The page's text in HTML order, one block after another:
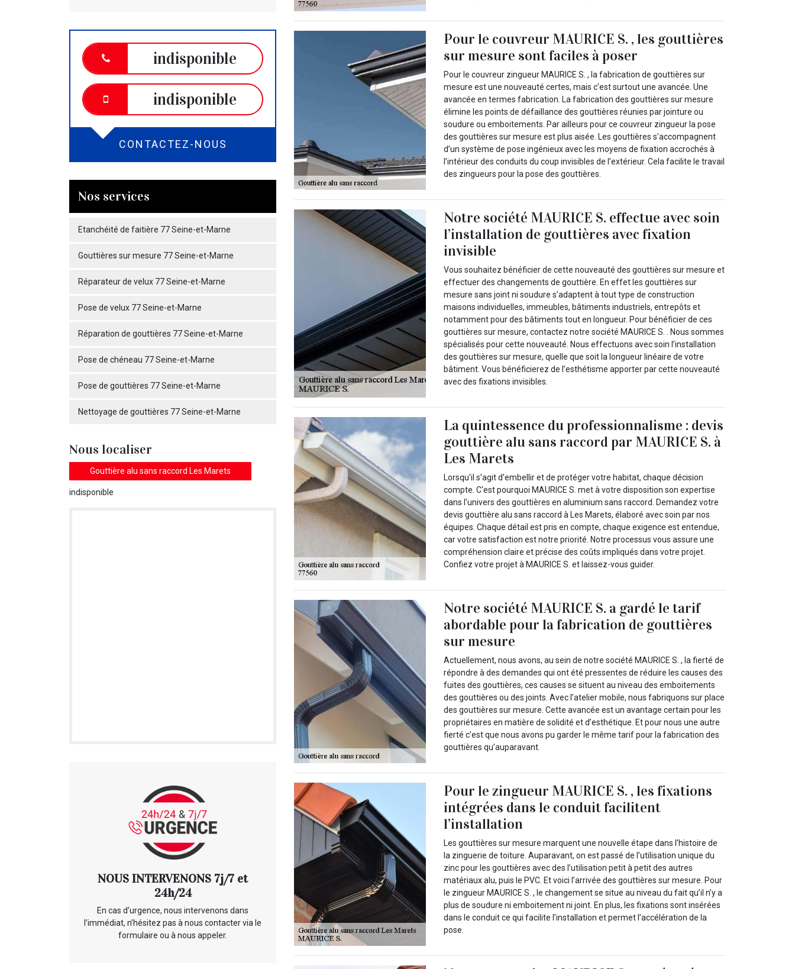
indisponible
indisponible
CONTACTEZ-NOUS
Nos services
Etanchéité de faitière 77 Seine-et-Marne
Gouttières sur mesure 77 Seine-et-Marne
Réparateur de velux 77 Seine-et-Marne
Pose de velux 77 Seine-et-Marne
Réparation de gouttières 77 Seine-et-Marne
Pose de chéneau 77 Seine-et-Marne
Pose de gouttières 77 Seine-et-Marne
Nettoyage de gouttières 77 Seine-et-Marne
Nous localiser
Gouttière alu sans raccord Les Marets
indisponible
NOUS INTERVENONS 7j/7 et
24h/24
En cas d’urgence, nous intervenons dans
l’immédiat, n’hésitez pas à nous contacter via le
formulaire ou à nous appeler.
Pour le couvreur MAURICE S. , les gouttières
sur mesure sont faciles à poser
Pour le couvreur zingueur MAURICE S. , la fabrication de gouttières sur
mesure est une nouveauté certes, mais c’est surtout une avancée. Une
avancée en termes fabrication. La fabrication des gouttières sur mesure
élimine les points de défaillance des gouttières réunies par jointure ou
soudure ou emboitements. Par ailleurs pour ce couvreur zingueur la pose
des gouttières sur mesure est plus aisée. Les gouttières s’accompagnent
d’un système de pose ingénieux avec les moyens de fixation accrochés à
l’intérieur des conduits du coup invisibles de l’extérieur. Cela facilite le travail
des zingueurs pour la pose des gouttières.
Notre société MAURICE S. effectue avec soin
l’installation de gouttières avec fixation
invisible
Vous souhaitez bénéficier de cette nouveauté des gouttières sur mesure et
effectuer des changements de gouttière. En effet les gouttières sur
mesure sans joint ni soudure s’adaptent à tout type de construction
maisons individuelles, immeubles, bâtiments industriels, entrepôts et
notamment pour des bâtiments tout en longueur. Pour bénéficier de ces
gouttières sur mesure, contactez notre société MAURICE S. . Nous sommes
spécialisés pour cette nouveauté. Nous effectuons avec soin l’installation
des gouttières sur mesure, quelle que soit la longueur linéaire de votre
bâtiment. Vous bénéficierez de l’esthétisme apporter par cette nouveauté
avec des fixations invisibles.
La quintessence du professionnalisme : devis
gouttière alu sans raccord par MAURICE S. à
Les Marets
Lorsqu'il s'agit d'embellir et de protéger votre habitat, chaque décision
compte. C'est pourquoi MAURICE S. met à votre disposition son expertise
dans l'univers des gouttières en aluminium sans raccord. Demandez votre
devis gouttière alu sans raccord à Les Marets, élaboré avec soin par nos
équipes. Chaque détail est pris en compte, chaque exigence est entendue,
car votre satisfaction est notre priorité. Notre processus vous assure une
compréhension claire et précise des coûts impliqués dans votre projet.
Confiez votre projet à MAURICE S. et laissez-vous guider.
Notre société MAURICE S. a gardé le tarif
abordable pour la fabrication de gouttières
sur mesure
Actuellement, nous avons, au sein de notre société MAURICE S. , la fierté de
répondre à des demandes qui ont été pressentes de réduire les causes des
fuites des gouttières, ces causes se situent au niveau des emboitements
des gouttières ou des joints. Avec l’atelier mobile, nous fabriquons sur place
des gouttières sur mesure. Cette avancée est un avantage certain pour les
propriétaires en matière de solidité et d’esthétique. Et pour nous une autre
fierté c’est que nous avons pu garder le même tarif pour la fabrication des
gouttières qu’auparavant.
Pour le zingueur MAURICE S. , les fixations
intégrées dans le conduit facilitent
l’installation
Les gouttières sur mesure marquent une nouvelle étape dans l’histoire de
la zinguerie de toiture. Auparavant, on est passé de l’utilisation unique du
zinc pour les gouttières avec des l’utilisation petit à petit des autres
matériaux alu, puis le PVC. Et voici l’arrivée des gouttières sur mesure. Pour
le zingueur MAURICE S. , le changement se situe au niveau du fait qu’il n’y a
plus de soudure ni emboitement ni joint. En plus, les fixations sont insérées
dans le conduit ce qui facilite l’installation et permet l’accélération de la
pose.